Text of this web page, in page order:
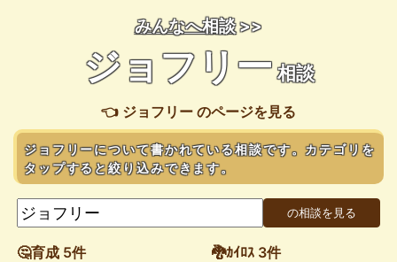
みんなへ相談>>
ジョフリー相談
👈 ジョフリー のページを見る
ジョフリーについて書かれている相談です。カテゴリを
タップすると絞り込みできます。
🤔育成 5件
🐉ｶｲﾛｽ 3件